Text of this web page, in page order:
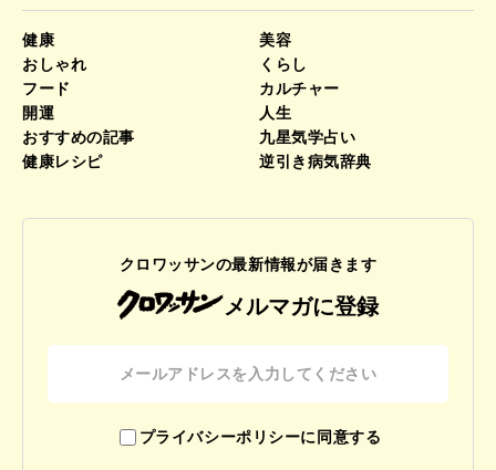
健康
美容
おしゃれ
くらし
フード
カルチャー
開運
人生
おすすめの記事
九星気学占い
健康レシピ
逆引き病気辞典
クロワッサンの最新情報が届きます
メルマガに登録
プライバシーポリシーに同意する